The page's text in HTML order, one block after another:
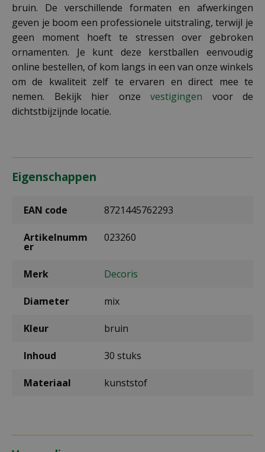
bruin. De verschillende formaten en afwerkingen
geven je boom een professionele uitstraling, terwijl je
geen moment hoeft te stressen over gebroken
ornamenten. Je kunt deze kerstballen eenvoudig
online bestellen, of kom langs in een van onze winkels
om de kwaliteit zelf te ervaren en direct mee te
nemen. Bekijk hier onze vestigingen voor de
dichtstbijzijnde locatie.
Eigenschappen
EAN code 8721445762293
Artikelnumm
er
023260
Merk Decoris
Diameter mix
Kleur bruin
Inhoud 30 stuks
Materiaal kunststof